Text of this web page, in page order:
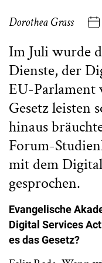
Dorothea Grass
Im Juli wurde
Dienste, der
EU-Parlament
Gesetz leisten
hinaus
Forum-
mit dem
gesprochen.
Evangelische
Digital Services
es das Gesetz?